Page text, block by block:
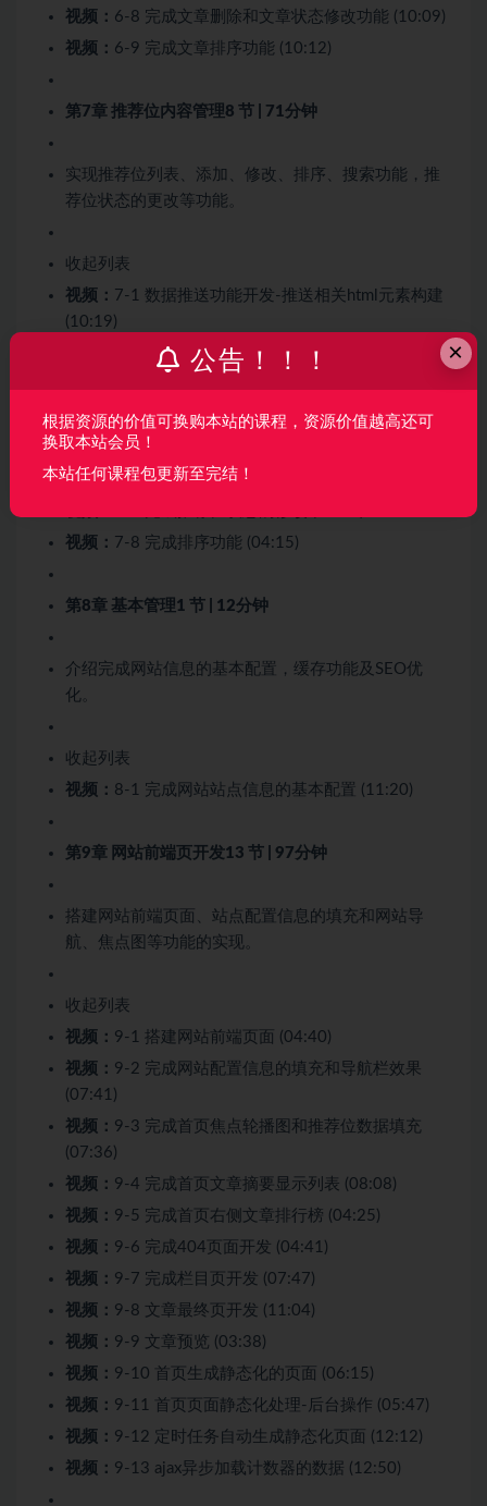
视频： 6-8 完成文章删除和文章状态修改功能 (10:09)
视频： 6-9 完成文章排序功能 (10:12)
第7章 推荐位内容管理8 节 | 71分钟
实现推荐位列表、添加、修改、排序、搜索功能，推
荐位状态的更改等功能。
收起列表
视频： 7-1 数据推送功能开发-推送相关html元素构建
(10:19)
7-2 数据推送功能开发-JS交互实现 (08:03)
视频：7-4 完成推荐位列表功能 (10:47)
视频：7-5 完成推荐位的添加 (11:36)
视频：7-6 完成推荐位修改功能 (06:48)
视频： 7-8 完成排序功能 (04:15)
第8章 基本管理1 节 | 12分钟
介绍完成网站信息的基本配置，缓存功能及SEO优
化。
收起列表
视频： 8-1 完成网站站点信息的基本配置 (11:20)
第9章 网站前端页开发13 节 | 97分钟
搭建网站前端页面、站点配置信息的填充和网站导
航、焦点图等功能的实现。
收起列表
视频： 9-1 搭建网站前端页面 (04:40)
视频： 9-2 完成网站配置信息的填充和导航栏效果
(07:41)
视频： 9-3 完成首页焦点轮播图和推荐位数据填充
(07:36)
视频： 9-4 完成首页文章摘要显示列表 (08:08)
视频： 9-5 完成首页右侧文章排行榜 (04:25)
视频： 9-6 完成404页面开发 (04:41)
视频： 9-7 完成栏目页开发 (07:47)
视频： 9-8 文章最终页开发 (11:04)
视频： 9-9 文章预览 (03:38)
视频： 9-10 首页生成静态化的页面 (06:15)
视频： 9-11 首页页面静态化处理-后台操作 (05:47)
视频： 9-12 定时任务自动生成静态化页面 (12:12)
视频： 9-13 ajax异步加载计数器的数据 (12:50)
×
公告！！！
根据资源的价值可换购本站的课程，资源价值越高还可
换取本站会员！
本站任何课程包更新至完结！